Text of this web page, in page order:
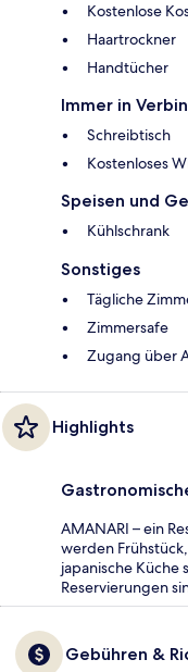
Kostenlose
Haartrockner
Handtücher
Immer in
Schreibtisch
Kostenloses
Speisen und
Kühlschrank
Sonstiges
Tägliche
Zimmersafe
Zugang über
Highlights
AMANARI – ein
werden
japanische Küche
Reservierungen
Gebühren &